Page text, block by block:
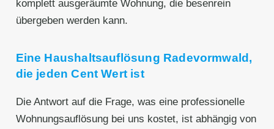
komplett ausgeräumte Wohnung, die besenrein
übergeben werden kann.
Eine Haushaltsauflösung Radevormwald,
die jeden Cent Wert ist
Die Antwort auf die Frage, was eine professionelle
Wohnungsauflösung bei uns kostet, ist abhängig von